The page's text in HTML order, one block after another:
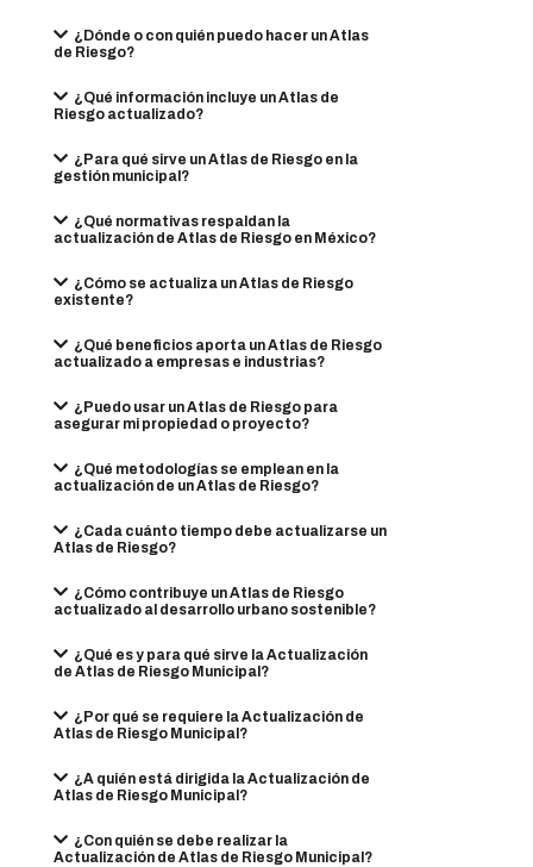
¿Dónde o con quién puedo hacer un Atlas
de Riesgo?
¿Qué información incluye un Atlas de
Riesgo actualizado?
¿Para qué sirve un Atlas de Riesgo en la
gestión municipal?
¿Qué normativas respaldan la
actualización de Atlas de Riesgo en México?
¿Cómo se actualiza un Atlas de Riesgo
existente?
¿Qué beneficios aporta un Atlas de Riesgo
actualizado a empresas e industrias?
¿Puedo usar un Atlas de Riesgo para
asegurar mi propiedad o proyecto?
¿Qué metodologías se emplean en la
actualización de un Atlas de Riesgo?
¿Cada cuánto tiempo debe actualizarse un
Atlas de Riesgo?
¿Cómo contribuye un Atlas de Riesgo
actualizado al desarrollo urbano sostenible?
¿Qué es y para qué sirve la Actualización
de Atlas de Riesgo Municipal?
¿Por qué se requiere la Actualización de
Atlas de Riesgo Municipal?
¿A quién está dirigida la Actualización de
Atlas de Riesgo Municipal?
¿Con quién se debe realizar la
Actualización de Atlas de Riesgo Municipal?